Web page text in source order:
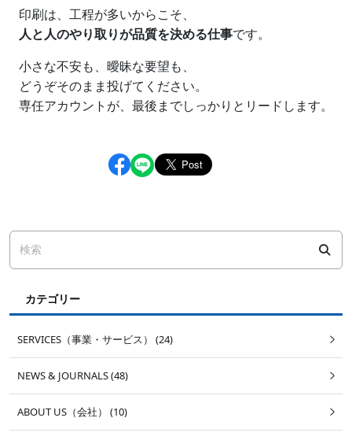
印刷は、工程が多いからこそ、
人と人のやり取りが品質を決める仕事です。
小さな不安も、曖昧な要望も、
どうぞそのまま投げてください。
専任アカウントが、最後までしっかりとリードします。
カテゴリー
SERVICES（事業・サービス） (24)
NEWS & JOURNALS (48)
ABOUT US（会社） (10)